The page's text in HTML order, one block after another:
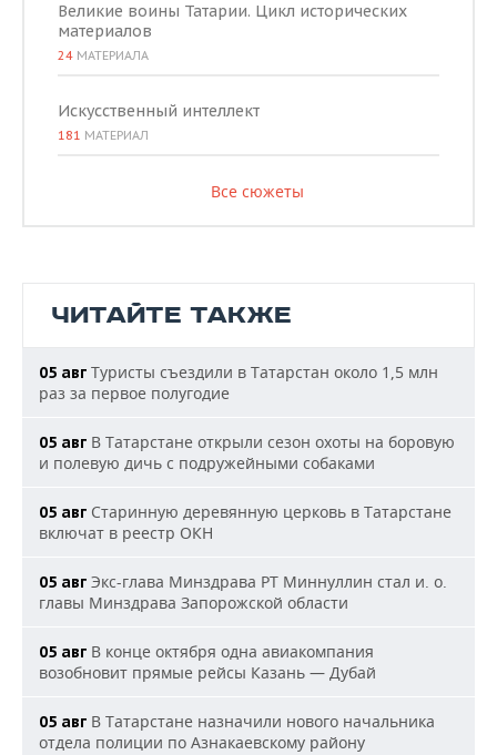
Великие воины Татарии. Цикл исторических
материалов
24 МАТЕРИАЛА
Искусственный интеллект
181 МАТЕРИАЛ
Все сюжеты
ЧИТАЙТЕ ТАКЖЕ
05 авг Туристы съездили в Татарстан около 1,5 млн
раз за первое полугодие
05 авг В Татарстане открыли сезон охоты на боровую
и полевую дичь с подружейными собаками
05 авг Старинную деревянную церковь в Татарстане
включат в реестр ОКН
05 авг Экс-глава Минздрава РТ Миннуллин стал и. о.
главы Минздрава Запорожской области
05 авг В конце октября одна авиакомпания
возобновит прямые рейсы Казань — Дубай
05 авг В Татарстане назначили нового начальника
отдела полиции по Азнакаевскому району